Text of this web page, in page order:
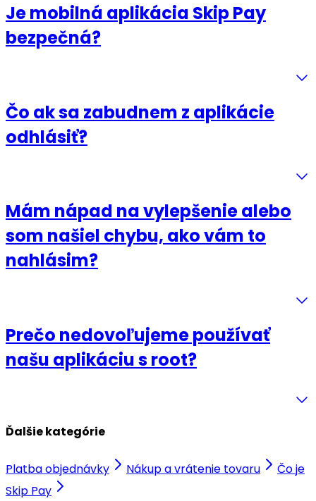
Je mobilná aplikácia Skip Pay
bezpečná?
Čo ak sa zabudnem z aplikácie
odhlásiť?
Mám nápad na vylepšenie alebo
som našiel chybu, ako vám to
nahlásim?
Prečo nedovoľujeme používať
našu aplikáciu s root?
Ďalšie kategórie
Platba objednávky Nákup a vrátenie tovaru
Čo je
Skip Pay